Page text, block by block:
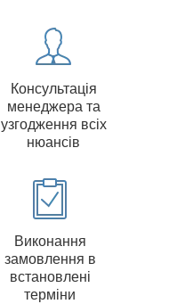
Консультація
менеджера та
узгодження всіх
нюансів
Виконання
замовлення в
встановлені
терміни